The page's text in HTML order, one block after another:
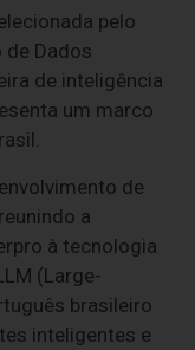
pelo
de Dados
de inteligência
um marco
de
a
à tecnologia
(Large-
brasileiro
inteligentes e